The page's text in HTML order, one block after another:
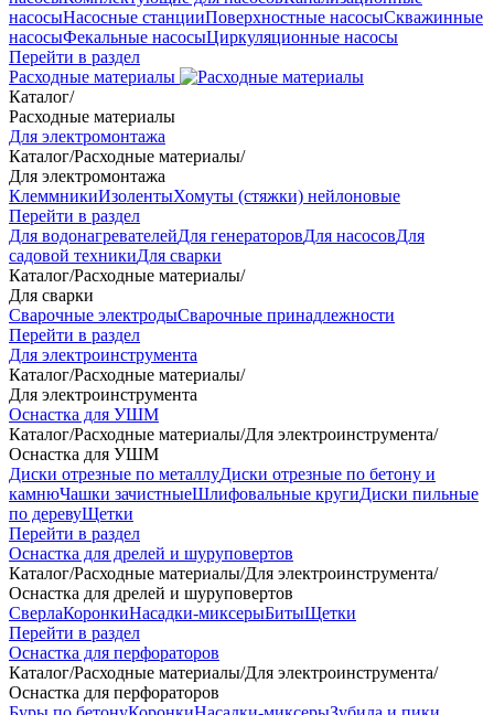
насосыНасосные станцииПоверхностные насосыСкважинные
насосыФекальные насосыЦиркуляционные насосы
Перейти в раздел
Расходные материалы
Каталог/
Расходные материалы
Для электромонтажа
Каталог/Расходные материалы/
Для электромонтажа
КлеммникиИзолентыХомуты (стяжки) нейлоновые
Перейти в раздел
Для водонагревателейДля генераторовДля насосовДля
садовой техникиДля сварки
Каталог/Расходные материалы/
Для сварки
Сварочные электродыСварочные принадлежности
Перейти в раздел
Для электроинструмента
Каталог/Расходные материалы/
Для электроинструмента
Оснастка для УШМ
Каталог/Расходные материалы/Для электроинструмента/
Оснастка для УШМ
Диски отрезные по металлуДиски отрезные по бетону и
камнюЧашки зачистныеШлифовальные кругиДиски пильные
по деревуЩетки
Перейти в раздел
Оснастка для дрелей и шуруповертов
Каталог/Расходные материалы/Для электроинструмента/
Оснастка для дрелей и шуруповертов
СверлаКоронкиНасадки-миксерыБитыЩетки
Перейти в раздел
Оснастка для перфораторов
Каталог/Расходные материалы/Для электроинструмента/
Оснастка для перфораторов